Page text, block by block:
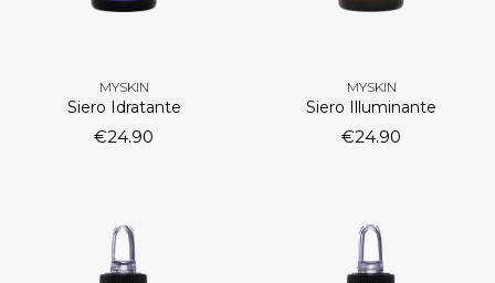
MYSKIN
Siero Idratante
€24.90
MYSKIN
Siero Illuminante
€24.90